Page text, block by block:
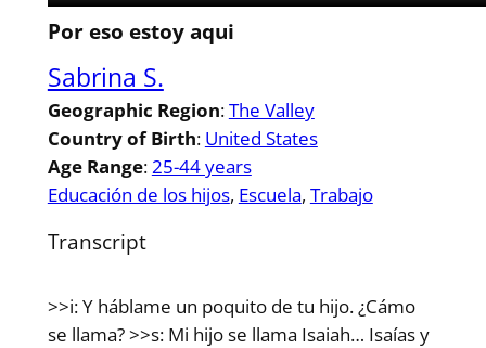
Por eso estoy aqui
Sabrina S.
Geographic Region:The Valley
Country of Birth: United States
Age Range:25-44 years
Educación de los hijos, Escuela, Trabajo
Transcript
>>i: Y háblame un poquito de tu hijo. ¿Cámo
se llama? >>s: Mi hijo se llama Isaiah… Isaías y